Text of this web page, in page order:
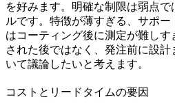
を好みます。明確な制限は弱点
ルです。特徴が薄すぎる、サポ
はコーティング後に測定が難し
された後ではなく、発注前に設
いて議論したいと考えます。
コストとリードタイムの要因